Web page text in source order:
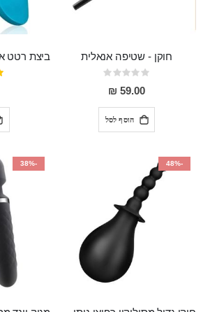
חוקן - שטיפה אנאלית
Rating:
0%
59.00 ₪
הוסף לסל
-48%
-38%